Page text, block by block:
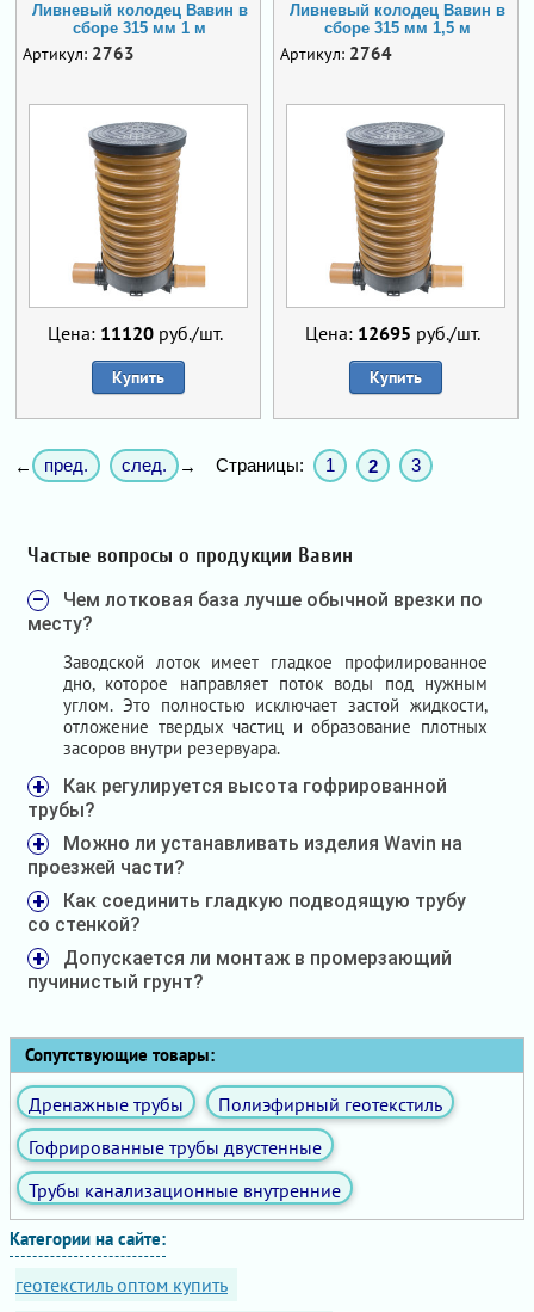
Ливневый колодец Вавин в
сборе 315 мм 1 м
Артикул: 2763
Цена: 11120 руб./шт.
Купить
Ливневый колодец Вавин в
сборе 315 мм 1,5 м
Артикул: 2764
Цена: 12695 руб./шт.
Купить
← пред. след. → Страницы: 1 2 3
Частые вопросы о продукции Вавин
Чем лотковая база лучше обычной врезки по
месту?
Заводской лоток имеет гладкое профилированное
дно, которое направляет поток воды под нужным
углом. Это полностью исключает застой жидкости,
отложение твердых частиц и образование плотных
засоров внутри резервуара.
Как регулируется высота гофрированной
трубы?
Можно ли устанавливать изделия Wavin на
проезжей части?
Как соединить гладкую подводящую трубу
со стенкой?
Допускается ли монтаж в промерзающий
пучинистый грунт?
Сопутствующие товары:
Дренажные трубы
Полиэфирный геотекстиль
Гофрированные трубы двустенные
Трубы канализационные внутренние
Категории на сайте:
геотекстиль оптом купить